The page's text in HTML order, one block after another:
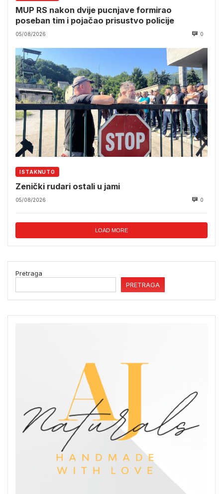
MUP RS nakon dvije pucnjave formirao
poseban tim i pojačao prisustvo policije
05/08/2026 0
ISTAKNUTO
Zenički rudari ostali u jami
05/08/2026 0
LOAD MORE
Pretraga
PRETRAGA